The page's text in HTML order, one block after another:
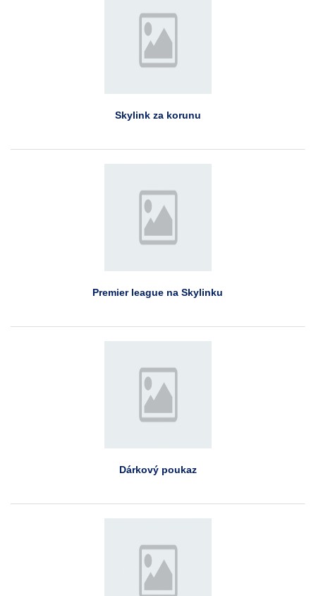
Skylink za korunu
Premier league na Skylinku
Dárkový poukaz